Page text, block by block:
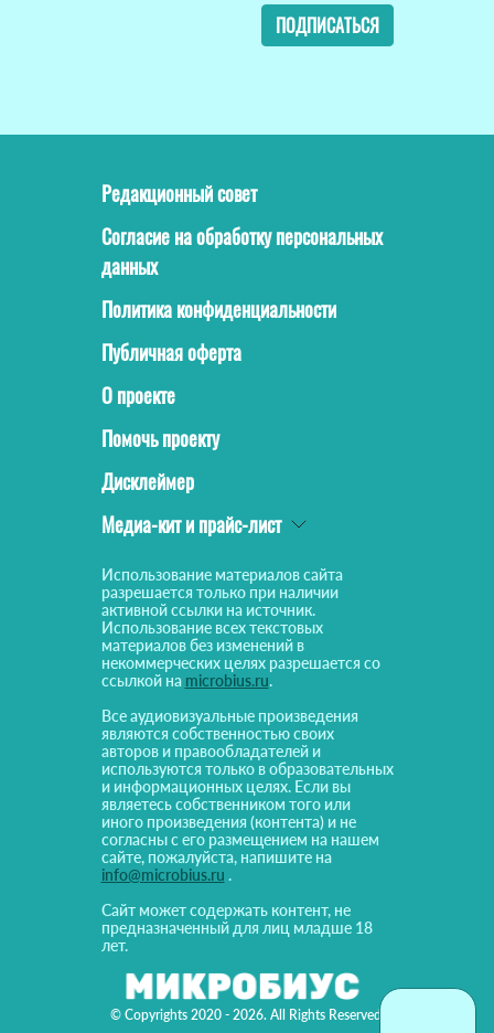
ПОДПИСАТЬСЯ
© Copyrights 2020 - 2026. All Rights Reserved!
Редакционный совет
Согласие на обработку персональных
данных
Политика конфиденциальности
Публичная оферта
О проекте
Помочь проекту
Дисклеймер
Медиа-кит и прайс-лист
Использование материалов сайта
разрешается только при наличии
активной ссылки на источник.
Использование всех текстовых
материалов без изменений в
некоммерческих целях разрешается со
ссылкой на microbius.ru.
Все аудиовизуальные произведения
являются собственностью своих
авторов и правообладателей и
используются только в образовательных
и информационных целях. Если вы
являетесь собственником того или
иного произведения (контента) и не
согласны с его размещением на нашем
сайте, пожалуйста, напишите на
info@microbius.ru .
Сайт может содержать контент, не
предназначенный для лиц младше 18
лет.